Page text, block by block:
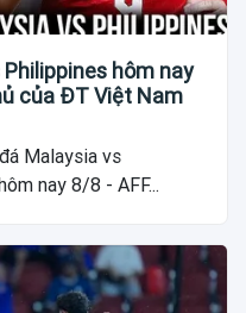
hôm nay
của ĐT Việt Nam
Malaysia vs
nay 8/8 - AFF...